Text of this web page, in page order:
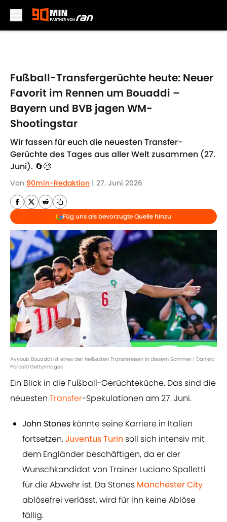
Fußball-Transfergerüchte heute: Neuer
Favorit im Rennen um Bouaddi –
Bayern und BVB jagen WM-
Shootingstar
Wir fassen für euch die neuesten Transfer-
Gerüchte des Tages aus aller Welt zusammen (27.
Juni). 🔄🧐
Von 90min-Redaktion | 27. Juni 2026
Füg uns als bevorzugte Quelle hinzu
Ayyoub Bouaddi ist eines der heißesten Transfereisen in diesem Sommer | Daniela
Porcelli/GettyImages
Ein Blick in die Fußball-Gerüchteküche. Das sind die
neuesten Transfer-Spekulationen am 27. Juni.
John Stones könnte seine Karriere in Italien
fortsetzen.Juventus Turin soll sich intensiv mit
dem Engländer beschäftigen, da er der
Wunschkandidat von Trainer Luciano Spalletti
für die Abwehr ist. Da Stones Manchester City
ablösefrei verlässt, wird für ihn keine Ablöse
fällig.